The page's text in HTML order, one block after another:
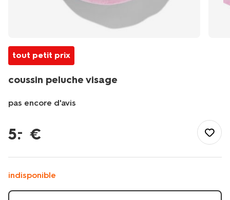
tout petit prix
coussin peluche visage
pas encore d'avis
fr/jouets/peluches/coussin-
peluche-
61130138.html
5.
– €
indisponible